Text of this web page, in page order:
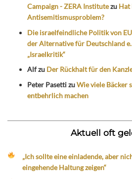
Campaign - ZERA Institutezu Hat
Antisemitismusproblem?
Die israelfeindliche Politik von
der Alternative für Deutschland e.
„Israelkritik“
Alfzu Der Rückhalt für den
Peter PasettizuWie viele Bäcker
entbehrlich machen
Aktuell oft
„Ich sollte eine einladende, aber
eingehende Haltung zeigen“